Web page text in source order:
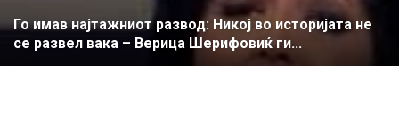
Го имав најтажниот развод: Никој во историјата не
се развел вака – Верица Шерифовиќ ги...